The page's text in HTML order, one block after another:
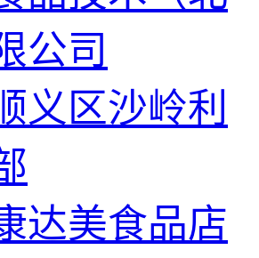
公司
义区沙岭利
达美食品店